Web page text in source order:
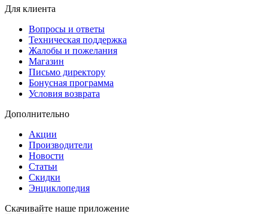
Для клиента
Вопросы и ответы
Техническая поддержка
Жалобы и пожелания
Магазин
Письмо директору
Бонусная программа
Условия возврата
Дополнительно
Акции
Производители
Новости
Статьи
Скидки
Энциклопедия
Скачивайте наше приложение